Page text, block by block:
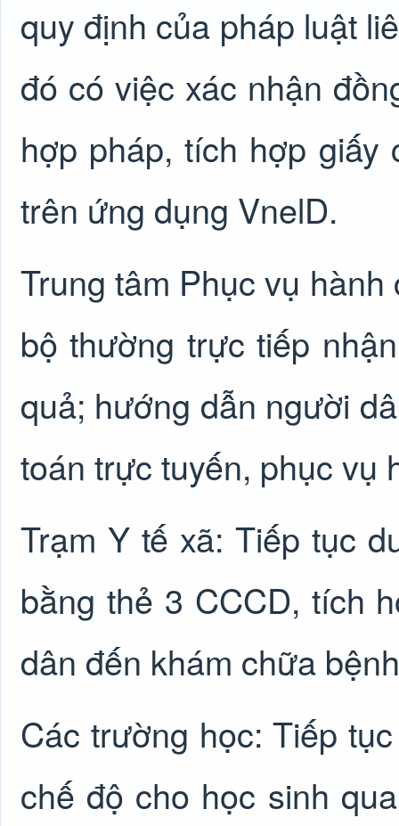
quy định của pháp luật
đó có việc xác nhận
hợp pháp, tích hợp
trên ứng dụng VnelD.
Trung tâm Phục vụ
bộ thường trực tiếp
quả; hướng dẫn người
toán trực tuyến, phục vụ
Trạm Y tế xã: Tiếp tục
bằng thẻ 3 CCCD, tích
dân đến khám chữa
Các trường học: Tiếp
chế độ cho học sinh